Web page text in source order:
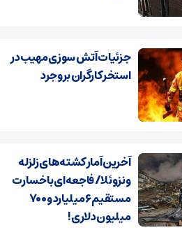
جزئیات آتش سوزی مهیب در
استخر کارگران بروجرد
آخرین آمار کشته‌های زلزله
ونزوئلا/ فاجعه‌ای با خسارت‌
مستقیم ۶ میلیارد و ۷۰۰
میلیون دلاری!